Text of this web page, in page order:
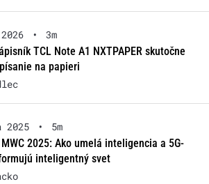
•
3m
TCL Note A1 NXTPAPER skutočne
na papieri
2025 •
5m
2025: Ako umelá inteligencia a 5G-
inteligentný svet